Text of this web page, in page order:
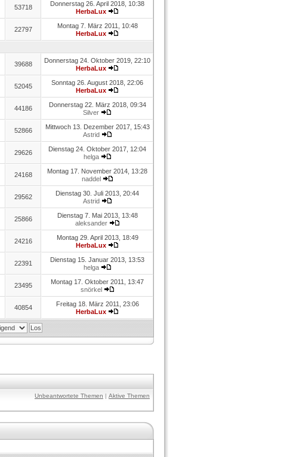
53718
Donnerstag 26. April 2018, 10:38
HerbaLux
22797
Montag 7. März 2011, 10:48
HerbaLux
39688
Donnerstag 24. Oktober 2019, 22:10
HerbaLux
52045
Sonntag 26. August 2018, 22:06
HerbaLux
44186
Donnerstag 22. März 2018, 09:34
Silver
52866
Mittwoch 13. Dezember 2017, 15:43
Astrid
29626
Dienstag 24. Oktober 2017, 12:04
helga
24168
Montag 17. November 2014, 13:28
naddel
29562
Dienstag 30. Juli 2013, 20:44
Astrid
25866
Dienstag 7. Mai 2013, 13:48
aleksander
24216
Montag 29. April 2013, 18:49
HerbaLux
22391
Dienstag 15. Januar 2013, 13:53
helga
23495
Montag 17. Oktober 2011, 13:47
snörkel
40854
Freitag 18. März 2011, 23:06
HerbaLux
Unbeantwortete Themen | Aktive Themen